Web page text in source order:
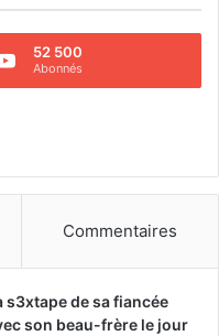
52 500
Abonnés
Commentaires
s3xtape de sa fiancée
son beau-frère le jour